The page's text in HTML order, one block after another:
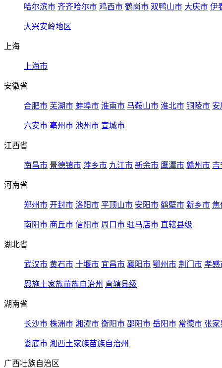
哈尔滨市 齐齐哈尔市 鸡西市 鹤岗市 双鸭山市 大庆市 伊
大兴安岭地区
上海
上海市
安徽省
合肥市 芜湖市 蚌埠市 淮南市 马鞍山市 淮北市 铜陵市 安
六安市 亳州市 池州市 宣城市
江西省
南昌市 景德镇市 萍乡市 九江市 新余市 鹰潭市 赣州市 吉
河南省
郑州市 开封市 洛阳市 平顶山市 安阳市 鹤壁市 新乡市 焦
南阳市 商丘市 信阳市 周口市 驻马店市 直辖县级
湖北省
武汉市 黄石市 十堰市 宜昌市 襄阳市 鄂州市 荆门市 孝感
恩施土家族苗族自治州 直辖县级
湖南省
长沙市 株洲市 湘潭市 衡阳市 邵阳市 岳阳市 常德市 张家
娄底市 湘西土家族苗族自治州
广西壮族自治区